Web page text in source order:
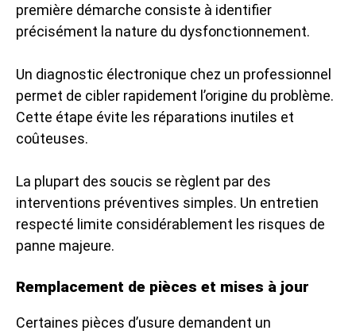
première démarche consiste à identifier
précisément la nature du dysfonctionnement.
Un diagnostic électronique chez un professionnel
permet de cibler rapidement l’origine du problème.
Cette étape évite les réparations inutiles et
coûteuses.
La plupart des soucis se règlent par des
interventions préventives simples. Un entretien
respecté limite considérablement les risques de
panne majeure.
Remplacement de pièces et mises à jour
Certaines pièces d’usure demandent un